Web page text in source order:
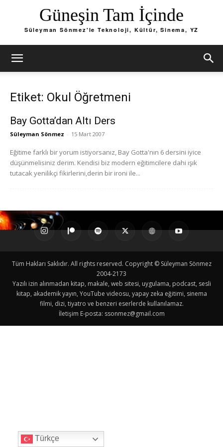
Güneşin Tam İçinde
Süleyman Sönmez'le Teknoloji, Kültür, Sinema, YZ
Etiket: Okul Öğretmeni
Bay Gotta’dan Altı Ders
Süleyman Sönmez - 15 Mart 2007
Eğitime farklı bir yorum istiyorsanız, Bay Gotta'nın 6 dersini iyice
düşünmelisiniz derim. Kendisi biz modern eğitimcilere dahi ışık
tutacak yenilikçi fikirlerini,derin bir ironi ile...
Tüm Hakları Saklıdır. All rights reserved. Copyright © Süleyman Sönmez
2004-2173
Yazılı izin alınmadan kitap, makale, web sitesi, uygulama, podcast, sesli
kitap, akademik yayın, YouTube videosu, yapay zeka eğitimi, sinema
filmi, dizi, tiyatro ve benzeri eserlerde kullanılamaz.
İletişim E-posta: ssonmez@gmail.com
Türkçe